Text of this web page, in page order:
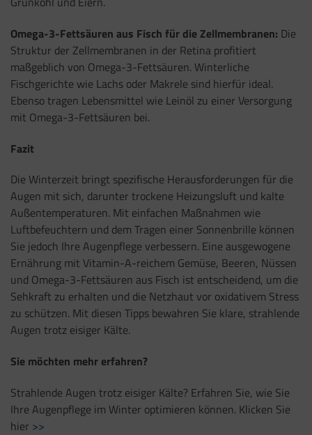
Omega-3-Fettsäuren aus Fisch für die Zellmembranen: Die
Struktur der Zellmembranen in der Retina profitiert
maßgeblich von Omega-3-Fettsäuren. Winterliche
Fischgerichte wie Lachs oder Makrele sind hierfür ideal.
Ebenso tragen Lebensmittel wie Leinöl zu einer Versorgung
mit Omega-3-Fettsäuren bei.
Fazit
Die Winterzeit bringt spezifische Herausforderungen für die
Augen mit sich, darunter trockene Heizungsluft und kalte
Außentemperaturen. Mit einfachen Maßnahmen wie
Luftbefeuchtern und dem Tragen einer Sonnenbrille können
Sie jedoch Ihre Augenpflege verbessern. Eine ausgewogene
Ernährung mit Vitamin-A-reichem Gemüse, Beeren, Nüssen
und Omega-3-Fettsäuren aus Fisch ist entscheidend, um die
Sehkraft zu erhalten und die Netzhaut vor oxidativem Stress
zu schützen. Mit diesen Tipps bewahren Sie klare, strahlende
Augen trotz eisiger Kälte.
Sie möchten mehr erfahren?
Strahlende Augen trotz eisiger Kälte? Erfahren Sie, wie Sie
Ihre Augenpflege im Winter optimieren können. Klicken Sie
hier >>